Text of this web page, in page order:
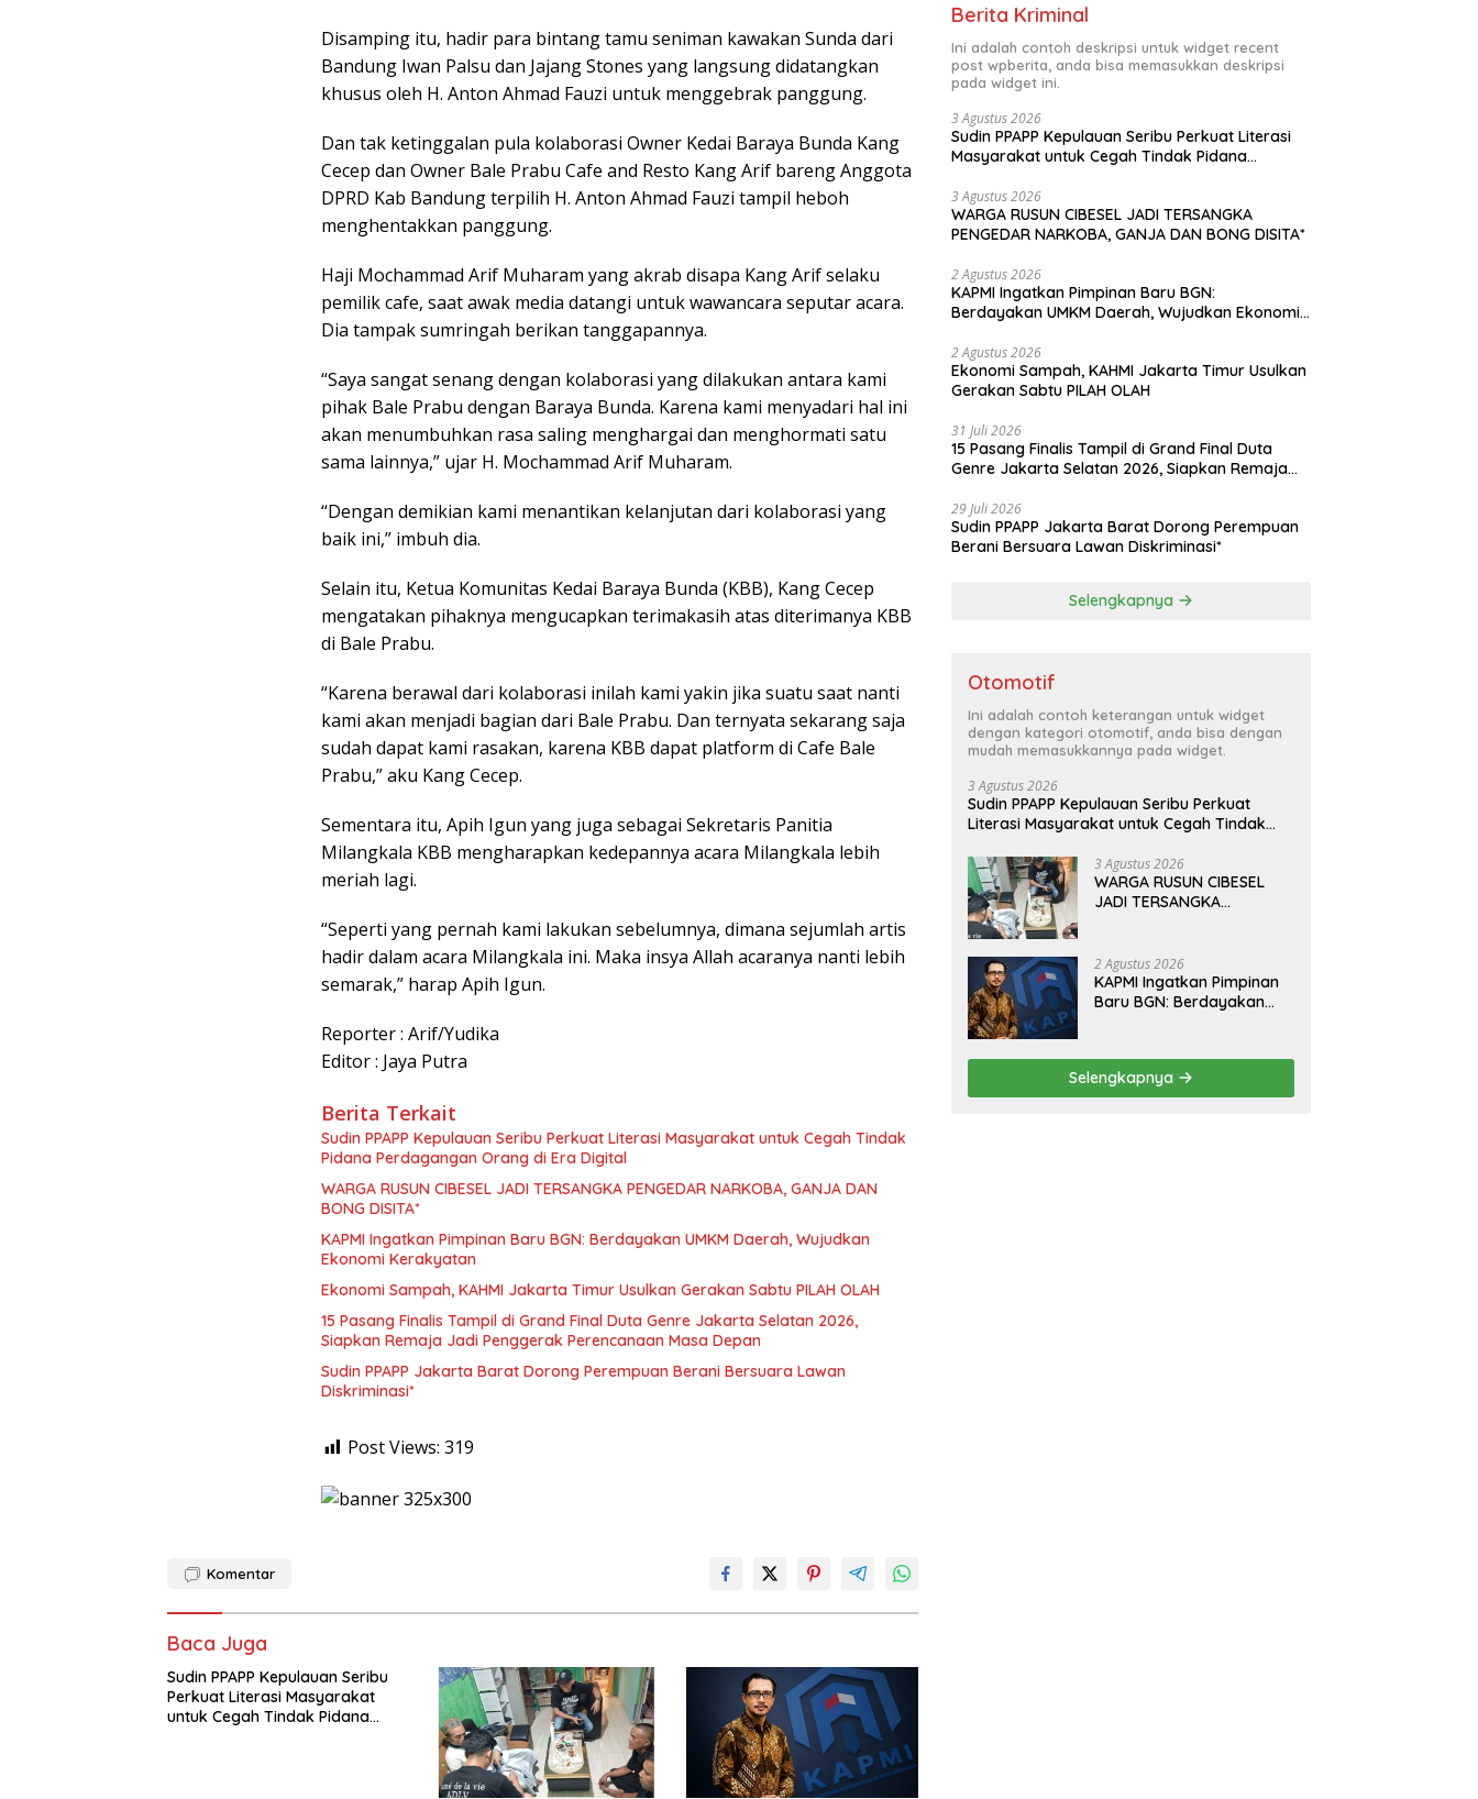
Disamping itu, hadir para bintang tamu seniman kawakan Sunda dari
Bandung Iwan Palsu dan Jajang Stones yang langsung didatangkan
khusus oleh H. Anton Ahmad Fauzi untuk menggebrak panggung.
Dan tak ketinggalan pula kolaborasi Owner Kedai Baraya Bunda Kang
Cecep dan Owner Bale Prabu Cafe and Resto Kang Arif bareng Anggota
DPRD Kab Bandung terpilih H. Anton Ahmad Fauzi tampil heboh
menghentakkan panggung.
Haji Mochammad Arif Muharam yang akrab disapa Kang Arif selaku
pemilik cafe, saat awak media datangi untuk wawancara seputar acara.
Dia tampak sumringah berikan tanggapannya.
“Saya sangat senang dengan kolaborasi yang dilakukan antara kami
pihak Bale Prabu dengan Baraya Bunda. Karena kami menyadari hal ini
akan menumbuhkan rasa saling menghargai dan menghormati satu
sama lainnya,” ujar H. Mochammad Arif Muharam.
“Dengan demikian kami menantikan kelanjutan dari kolaborasi yang
baik ini,” imbuh dia.
Selain itu, Ketua Komunitas Kedai Baraya Bunda (KBB), Kang Cecep
mengatakan pihaknya mengucapkan terimakasih atas diterimanya KBB
di Bale Prabu.
“Karena berawal dari kolaborasi inilah kami yakin jika suatu saat nanti
kami akan menjadi bagian dari Bale Prabu. Dan ternyata sekarang saja
sudah dapat kami rasakan, karena KBB dapat platform di Cafe Bale
Prabu,” aku Kang Cecep.
Sementara itu, Apih Igun yang juga sebagai Sekretaris Panitia
Milangkala KBB mengharapkan kedepannya acara Milangkala lebih
meriah lagi.
“Seperti yang pernah kami lakukan sebelumnya, dimana sejumlah artis
hadir dalam acara Milangkala ini. Maka insya Allah acaranya nanti lebih
semarak,” harap Apih Igun.
Reporter : Arif/Yudika
Editor : Jaya Putra
Berita Terkait
Sudin PPAPP Kepulauan Seribu Perkuat Literasi Masyarakat untuk Cegah Tindak
Pidana Perdagangan Orang di Era Digital
WARGA RUSUN CIBESEL JADI TERSANGKA PENGEDAR NARKOBA, GANJA DAN
BONG DISITA*
KAPMI Ingatkan Pimpinan Baru BGN: Berdayakan UMKM Daerah, Wujudkan
Ekonomi Kerakyatan
Ekonomi Sampah, KAHMI Jakarta Timur Usulkan Gerakan Sabtu PILAH OLAH
15 Pasang Finalis Tampil di Grand Final Duta Genre Jakarta Selatan 2026,
Siapkan Remaja Jadi Penggerak Perencanaan Masa Depan
Sudin PPAPP Jakarta Barat Dorong Perempuan Berani Bersuara Lawan
Diskriminasi*
Post Views: 319
Komentar
Baca Juga
Sudin PPAPP Kepulauan Seribu
Perkuat Literasi Masyarakat
untuk Cegah Tindak Pidana
Berita Kriminal
Ini adalah contoh deskripsi untuk widget recent
post wpberita, anda bisa memasukkan deskripsi
pada widget ini.
3 Agustus 2026
Sudin PPAPP Kepulauan Seribu Perkuat Literasi
Masyarakat untuk Cegah Tindak Pidana
3 Agustus 2026
WARGA RUSUN CIBESEL JADI TERSANGKA
PENGEDAR NARKOBA, GANJA DAN BONG DISITA*
2 Agustus 2026
KAPMI Ingatkan Pimpinan Baru BGN:
Berdayakan UMKM Daerah, Wujudkan Ekonomi
2 Agustus 2026
Ekonomi Sampah, KAHMI Jakarta Timur Usulkan
Gerakan Sabtu PILAH OLAH
31 Juli 2026
15 Pasang Finalis Tampil di Grand Final Duta
Genre Jakarta Selatan 2026, Siapkan Remaja
29 Juli 2026
Sudin PPAPP Jakarta Barat Dorong Perempuan
Berani Bersuara Lawan Diskriminasi*
Selengkapnya
Otomotif
Ini adalah contoh keterangan untuk widget
dengan kategori otomotif, anda bisa dengan
mudah memasukkannya pada widget.
3 Agustus 2026
Sudin PPAPP Kepulauan Seribu Perkuat
Literasi Masyarakat untuk Cegah Tindak
3 Agustus 2026
WARGA RUSUN CIBESEL
JADI TERSANGKA
2 Agustus 2026
KAPMI Ingatkan Pimpinan
Baru BGN: Berdayakan
Selengkapnya